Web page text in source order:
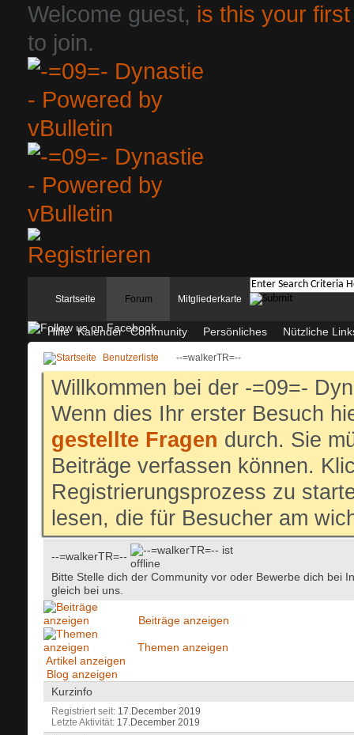
Welcome guest, is this your
to join.
Startseite Forum
Hilfe Kalender Community Persönliches Nützliche
Mitgliederkarte
Benutzerliste --=walkerTR=--
Willkommen bei der -=09=-
Wenn dies Ihr erster Besuch
gestellte Fragen durch. Sie
Beiträge verfassen können.
Registrierungsprozess zu
lesen, die für Besucher am
--=walkerTR=--
Bitte Stelle dich der Community vor oder Bewerbe dich bei
gleich bei uns.
Beiträge anzeigen
Themen anzeigen
Artikel anzeigen
Blog anzeigen
Kurzinfo
Registriert seit 17.December 2019
Letzte Aktivität 17.December 2019